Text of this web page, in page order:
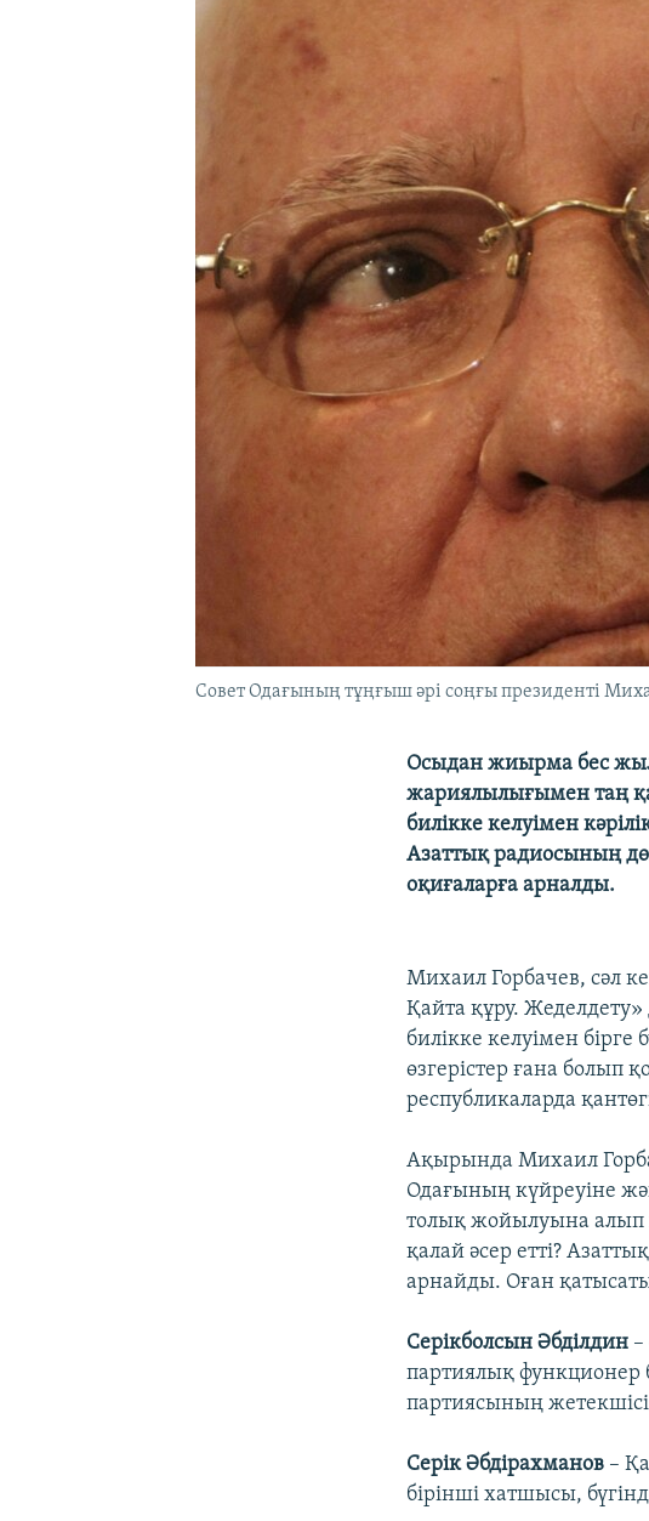
Совет Одағының тұңғыш әрі соңғы президенті
Осыдан жиырма бес
жариялылығымен таң
билікке келуімен
Азаттық радиосының
оқиғаларға арналды.
Михаил Горбачев, сәл
Қайта құру.
билікке келуімен
өзгерістер ғана болып
республикаларда
Ақырында Михаил
Одағының күйреуіне
толық жойылуына алып
қалай әсер етті?
арнайды. Оған
Серікболсын Әбділдин
партиялық функционер
партиясының
Серік Әбдірахманов –
бірінші хатшысы,